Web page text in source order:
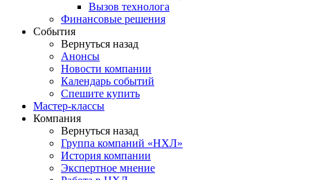
Вызов технолога
Финансовые решения
События
Вернуться назад
Анонсы
Новости компании
Календарь событий
Спешите купить
Мастер-классы
Компания
Вернуться назад
Группа компаний «НХЛ»
История компании
Экспертное мнение